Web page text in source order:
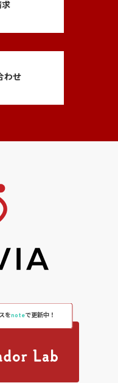
求
わせ
をnoteで更新中！